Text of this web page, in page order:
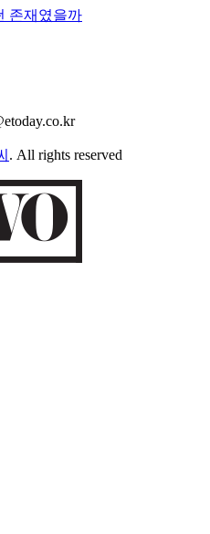
존재였을까
. All rights reserved